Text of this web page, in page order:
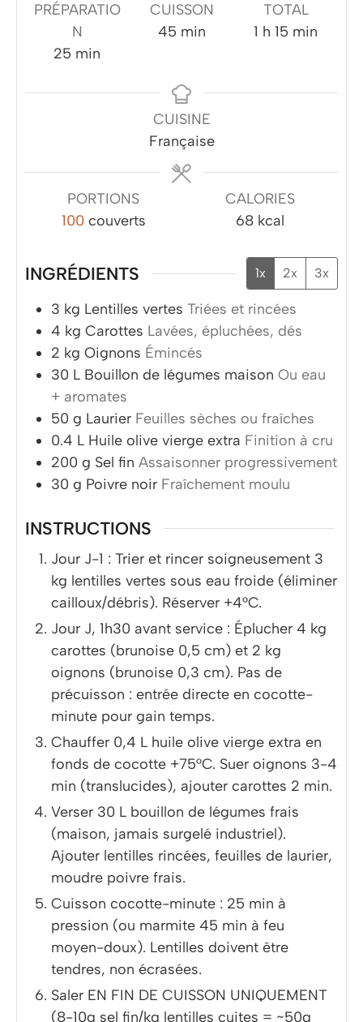
PRÉPARATIO
N
25 minutes
min
CUISSON
45minutes
min
TOTAL
1 heure
h 15 minutes
min
CUISINE
Française
PORTIONS
100 couverts
CALORIES
68 kcal
INGRÉDIENTS 1x 2x 3x
3 kg Lentilles vertes Triées et rincées
4 kg Carottes Lavées, épluchées, dés
2 kg Oignons Émincés
30 L Bouillon de légumes maison Ou eau
+ aromates
50 g Laurier Feuilles sèches ou fraîches
0.4 L Huile olive vierge extra Finition à cru
200 g Sel fin Assaisonner progressivement
30 g Poivre noir Fraîchement moulu
INSTRUCTIONS
Jour J-1 : Trier et rincer soigneusement 3
kg lentilles vertes sous eau froide (éliminer
cailloux/débris). Réserver +4°C.
Jour J, 1h30 avant service : Éplucher 4 kg
carottes (brunoise 0,5 cm) et 2 kg
oignons (brunoise 0,3 cm). Pas de
précuisson : entrée directe en cocotte-
minute pour gain temps.
Chauffer 0,4 L huile olive vierge extra en
fonds de cocotte +75°C. Suer oignons 3-4
min (translucides), ajouter carottes 2 min.
Verser 30 L bouillon de légumes frais
(maison, jamais surgelé industriel).
Ajouter lentilles rincées, feuilles de laurier,
moudre poivre frais.
Cuisson cocotte-minute : 25 min à
pression (ou marmite 45 min à feu
moyen-doux). Lentilles doivent être
tendres, non écrasées.
Saler EN FIN DE CUISSON UNIQUEMENT
(8-10g sel fin/kg lentilles cuites = ~50g